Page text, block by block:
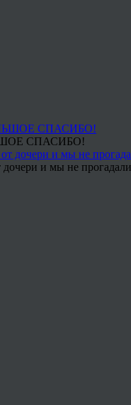
СПАСИБО!
и мы не